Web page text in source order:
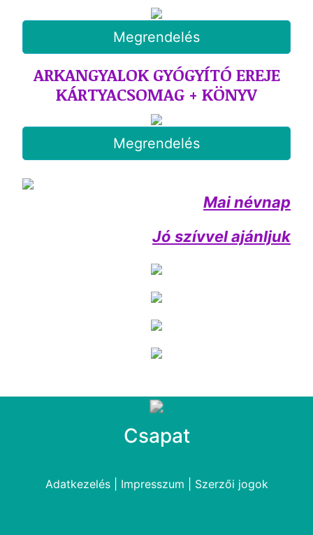
Megrendelés
ARKANGYALOK GYÓGYÍTÓ EREJE
KÁRTYACSOMAG + KÖNYV
Megrendelés
Mai névnap
Jó szívvel ajánljuk
Csapat
Adatkezelés| Impresszum Szerzői jogok